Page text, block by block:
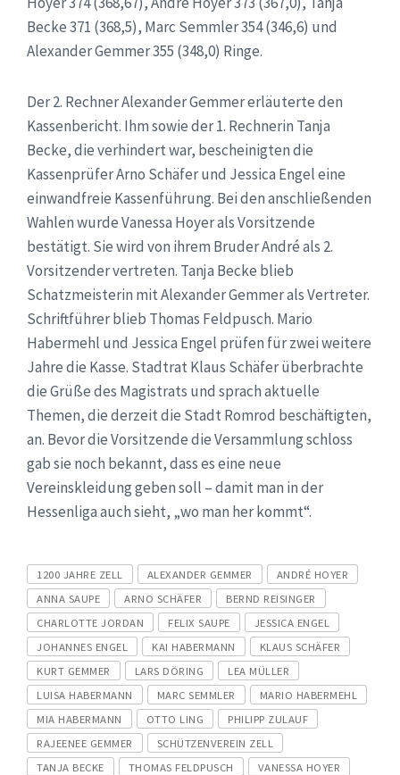
Becke 371 (368,5), Marc Semmler 354 (346,6) und
Alexander Gemmer 355 (348,0) Ringe.
Der 2. Rechner Alexander Gemmer erläuterte den
Kassenbericht. Ihm sowie der 1. Rechnerin Tanja
Becke, die verhindert war, bescheinigten die
Kassenprüfer Arno Schäfer und Jessica Engel eine
einwandfreie Kassenführung. Bei den anschließenden
Wahlen wurde Vanessa Hoyer als Vorsitzende
bestätigt. Sie wird von ihrem Bruder André als 2.
Vorsitzender vertreten. Tanja Becke blieb
Schatzmeisterin mit Alexander Gemmer als Vertreter.
Schriftführer blieb Thomas Feldpusch. Mario
Habermehl und Jessica Engel prüfen für zwei weitere
Jahre die Kasse. Stadtrat Klaus Schäfer überbrachte
die Grüße des Magistrats und sprach aktuelle
Themen, die derzeit die Stadt Romrod beschäftigten,
an. Bevor die Vorsitzende die Versammlung schloss
gab sie noch bekannt, dass es eine neue
Vereinskleidung geben soll – damit man in der
Hessenliga auch sieht, „wo man her kommt“.
Tags
1200 JAHRE ZELL ALEXANDER GEMMER
ANDRÉ HOYER
ANNA SAUPE
ARNO SCHÄFER
BERND REISINGER
CHARLOTTE JORDAN
FELIX SAUPE
JESSICA ENGEL
JOHANNES ENGEL
KAI HABERMANN
KLAUS SCHÄFER
KURT GEMMER
LARS DÖRING
LEA MÜLLER
LUISA HABERMANN
MARC SEMMLER
MARIO HABERMEHL
MIA HABERMANN
OTTO LING
PHILIPP ZULAUF
RAJEENEE GEMMER
SCHÜTZENVEREIN ZELL
TANJA BECKE
THOMAS FELDPUSCH VANESSA HOYER